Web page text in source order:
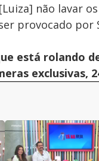
não lavar
provocado por
está rolando
exclusivas,